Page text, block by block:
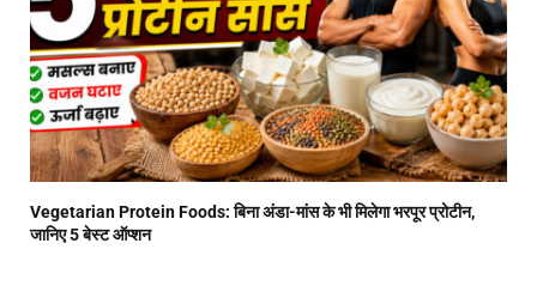
Vegetarian Protein Foods: बिना अंडा-मांस के भी मिलेगा भरपूर प्रोटीन,
जानिए 5 बेस्ट ऑप्शन